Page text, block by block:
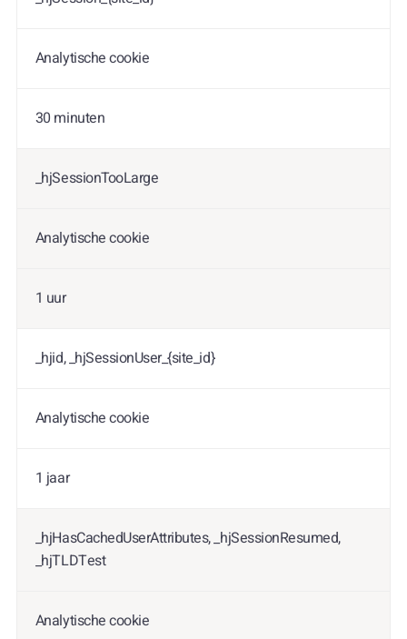
Analytische cookie
30 minuten
_hjSessionTooLarge
Analytische cookie
1 uur
_hjid, _hjSessionUser_{site_id}
Analytische cookie
1 jaar
_hjHasCachedUserAttributes, _hjSessionResumed,
_hjTLDTest
Analytische cookie